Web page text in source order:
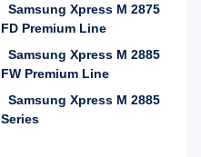
Samsung Xpress M 2875
FD Premium Line
Samsung Xpress M 2885
FW Premium Line
Samsung Xpress M 2885
Series